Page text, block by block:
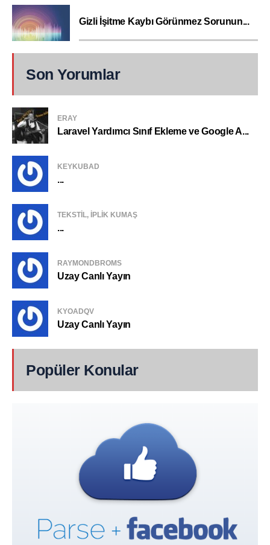
Gizli İşitme Kaybı Görünmez Sorunun...
Son Yorumlar
ERAY
Laravel Yardımcı Sınıf Ekleme ve Google A...
KEYKUBAD
...
TEKSTIL, IPLIK KUMAŞ
...
RAYMONDBROMS
Uzay Canlı Yayın
KYOADQV
Uzay Canlı Yayın
Popüler Konular